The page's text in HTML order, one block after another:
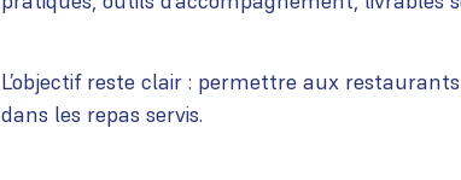
L’objectif reste clair : permettre aux
dans les repas servis.